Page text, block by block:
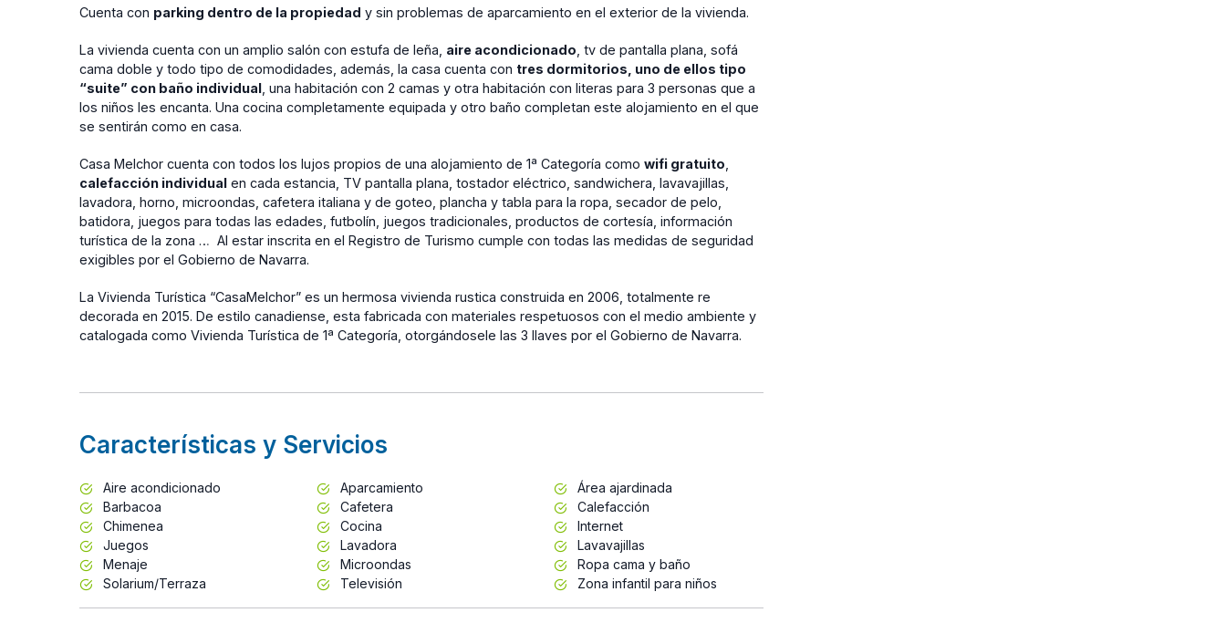
Cuenta con parking dentro de la propiedad y sin problemas de aparcamiento en el exterior de la vivienda.
La vivienda cuenta con un amplio salón con estufa de leña, aire acondicionado , tv de pantalla plana, sofá
cama doble y todo tipo de comodidades, además, la casa cuenta con tres dormitorios, uno de ellos tipo
“suite” con baño individual , una habitación con 2 camas y otra habitación con literas para 3 personas que a
los niños les encanta. Una cocina completamente equipada y otro baño completan este alojamiento en el que
se sentirán como en casa.
Casa Melchor cuenta con todos los lujos propios de una alojamiento de 1ª Categoría como wifi gratuito
calefacción individual en cada estancia, TV pantalla plana, tostador eléctrico, sandwichera, lavavajillas,
lavadora, horno, microondas, cafetera italiana y de goteo, plancha y tabla para la ropa, secador de pelo,
batidora, juegos para todas las edades, futbolín, juegos tradicionales, productos de cortesía, información
turística de la zona … Al estar inscrita en el Registro de Turismo cumple con todas las medidas de seguridad
exigibles por el Gobierno de Navarra.
La Vivienda Turística “CasaMelchor” es un hermosa vivienda rustica construida en 2006, totalmente re
decorada en 2015. De estilo canadiense, esta fabricada con materiales respetuosos con el medio ambiente y
catalogada como Vivienda Turística de 1ª Categoría, otorgándosele las 3 llaves por el Gobierno de Navarra.
Características y Servicios
Aire acondicionado Aparcamiento
Área ajardinada
Barbacoa
Cafetera
Calefacción
Chimenea
Cocina
Internet
Juegos
Lavadora
Lavavajillas
Menaje
Microondas
Ropa cama y baño
Solarium/Terraza
Televisión Zona infantil para niños